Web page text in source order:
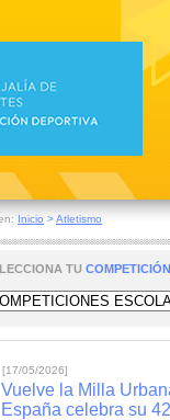
Inicio >Atletismo
TU
[17/05/2026]
Vuelve la Milla
España celebra su